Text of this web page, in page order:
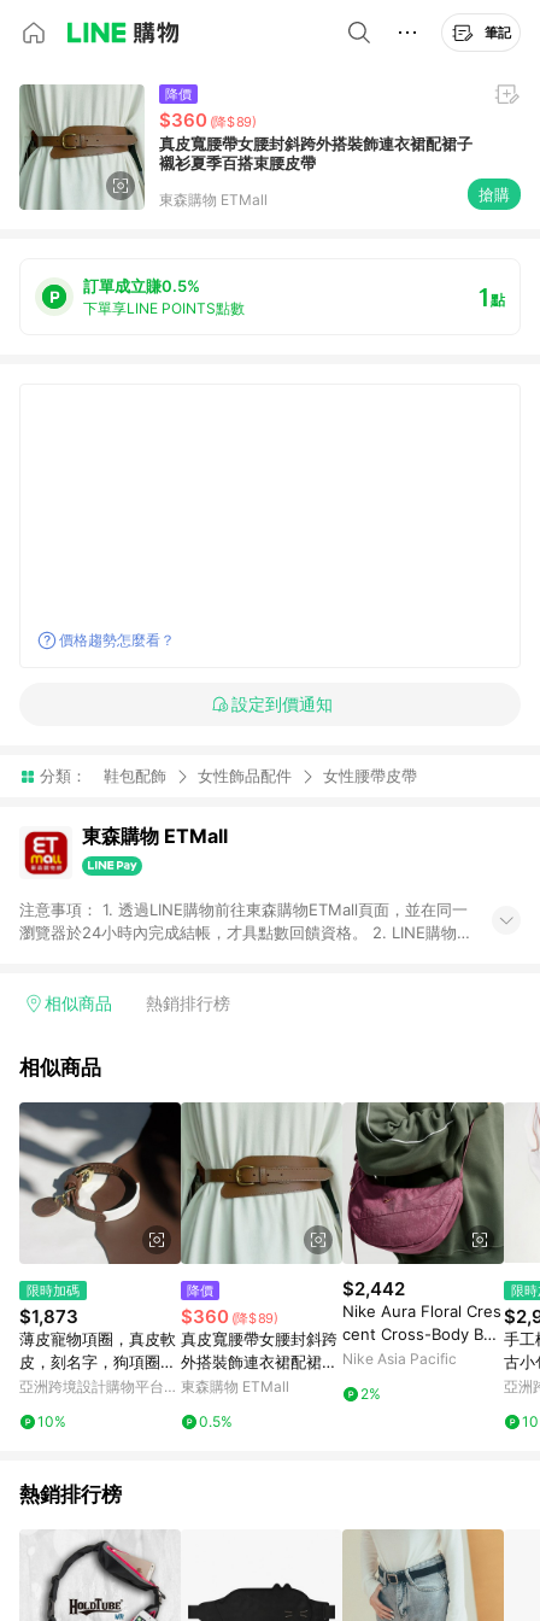
筆記
降價
$360 (降$89)
真皮寬腰帶女腰封斜跨外搭裝飾連衣裙配裙子
襯衫夏季百搭束腰皮帶
東森購物 ETMall 搶購
訂單成立賺0.5%
下單享LINE POINTS點數 1點
價格趨勢怎麼看？
設定到價通知
分類： 鞋包配飾 女性飾品配件 女性腰帶皮帶
東森購物 ETMall
注意事項： 1. 透過LINE購物前往東森購物ETMall頁面，並在同一
瀏覽器於24小時內完成結帳，才具點數回饋資格。 2. LINE購物
單，皆不在點數回饋範圍內。 3. 如購買以下類別商品，將無法獲
球嚴選、商城、專案商品、「草莓網」全館商品。 4. 如取消訂
回饋。 5. 點數回饋會扣除所有折扣優惠後之最終發票金額計算，
實際回饋請依LINE購物通知為主。 6. 訂單如有使用東森購物
ETMall站內之折扣優惠(包含但不限於東森幣、樂透金、東森現金
券等)，不具點數回饋資格。詳細請依東森購物ETMall之結帳頁面
顯示為準。 7. LINE購物設有「單一商品最高回饋點數」機制(特
殊活動時開放「回饋無上限」)，以同一訂單中同一商品不論件數
計算，並依訂單成立時間當下LINE購物所設定的回饋機制為準。
8. LINE購物為購物資訊整合性平台，商品資料更新會有時間差，
如顯示之商品規格、顏色、價位、贈品與東森購物ETMall銷售網
頁不符，以銷售網頁標示為準。 9. 若有贈點爭議，請務必於訂單
日期+180天以內至LINE購物客服洽詢；若超過180天(含)以上進
行申訴，恕無法贈點回饋。 10. 部分點數紅包僅限指定商品使
用，或不適用於無回饋商品。各點數紅包之適用商品與使用條件
請依點數紅包頁面規則為準。
相似商品 熱銷排行榜
相似商品
限時加碼
$1,873
薄皮寵物項圈，真皮軟
皮，刻名字，狗項圈，
貓項圈
亞洲跨境設計購物平台
10%
降價
$360 (降$89)
真皮寬腰帶女腰封斜跨
外搭裝飾連衣裙配裙子
襯衫夏季百搭束腰皮帶
東森購物 ETMall
0.5%
$2,442
Nike Aura Floral Cres
cent Cross-Body Bag
(4L)
Nike Asia Pacific
2%
限
手工
古小
斜挎
亞洲
熱銷排行榜